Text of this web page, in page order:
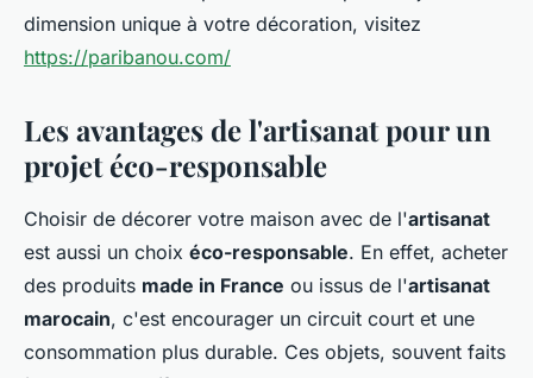
dimension unique à votre décoration, visitez
https://paribanou.com/
Les avantages de l'artisanat pour un
projet éco-responsable
Choisir de décorer votre maison avec de l'artisanat
est aussi un choix éco-responsable. En effet, acheter
des produits made in France ou issus de l'artisanat
marocain, c'est encourager un circuit court et une
consommation plus durable. Ces objets, souvent faits